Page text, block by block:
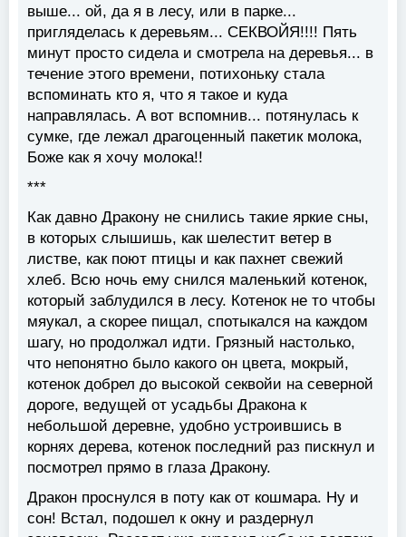
выше... ой, да я в лесу, или в парке...
пригляделась к деревьям... СЕКВОЙЯ!!!! Пять
минут просто сидела и смотрела на деревья... в
течение этого времени, потихоньку стала
вспоминать кто я, что я такое и куда
направлялась. А вот вспомнив... потянулась к
сумке, где лежал драгоценный пакетик молока,
Боже как я хочу молока!!
***
Как давно Дракону не снились такие яркие сны,
в которых слышишь, как шелестит ветер в
листве, как поют птицы и как пахнет свежий
хлеб. Всю ночь ему снился маленький котенок,
который заблудился в лесу. Котенок не то чтобы
мяукал, а скорее пищал, спотыкался на каждом
шагу, но продолжал идти. Грязный настолько,
что непонятно было какого он цвета, мокрый,
котенок добрел до высокой секвойи на северной
дороге, ведущей от усадьбы Дракона к
небольшой деревне, удобно устроившись в
корнях дерева, котенок последний раз пискнул и
посмотрел прямо в глаза Дракону.
Дракон проснулся в поту как от кошмара. Ну и
сон! Встал, подошел к окну и раздернул